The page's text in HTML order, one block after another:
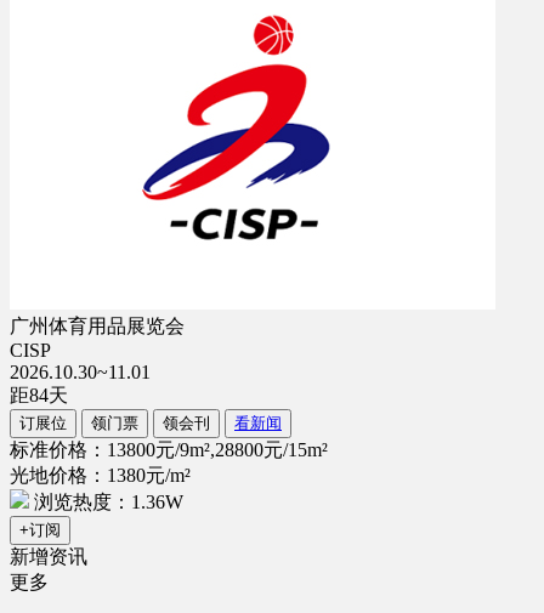
广州体育用品展览会
CISP
2026.10.30~11.01
距84天
订展位 领门票 领会刊 看新闻
标准价格：13800元/9m²,28800元/15m²
光地价格：1380元/m²
浏览热度：1.36W
+订阅
新增资讯
更多